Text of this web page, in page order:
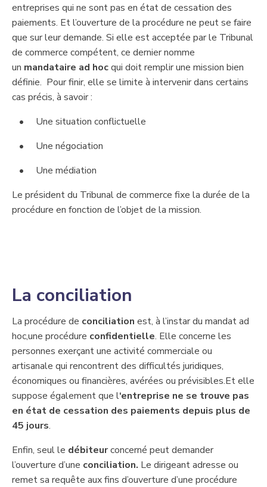
entreprises qui ne sont pas en état de cessation des
paiements. Et l’ouverture de la procédure ne peut se faire
que sur leur demande. Si elle est acceptée par le Tribunal
de commerce compétent, ce dernier nomme
un mandataire ad hoc​qui doit remplir une mission bien
définie. ​ ​Pour finir, elle se limite à ​intervenir dans certains
cas précis, à savoir :
​Une situation conflictuelle
​Une négociation
​Une médiation
​Le président du Tribunal de commerce fixe la durée de la
procédure en fonction de l’objet de la mission.
​L​a conciliation
​La procédure de conciliation ​est, à l’instar du mandat ad
hoc,une procédure confidentielle. Elle ​concerne les
personnes exerçant une activité commerciale ou
artisanale qui rencontrent des difficultés juridiques,
économiques ou financières, avérées ou prévisibles.Et elle
suppose également que l‘entreprise ne se trouve pas
en état de cessation des paiements depuis plus de ​
45 jours.
Enfin, seul le débiteurconcerné peut demander
l’ouverture d’une conciliation. Le dirigeant adresse ou
remet sa requête aux fins d’ouverture d’une procédure